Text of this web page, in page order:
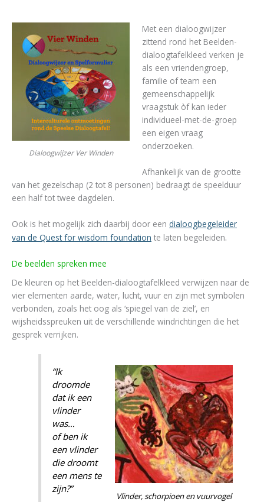
Dialoogwijzer Ver Winden
Met een dialoogwijzer
zittend rond het Beelden-
dialoogtafelkleed verken je
als een vriendengroep,
familie of team een
gemeenschappelijk
vraagstuk òf kan ieder
individueel-met-de-groep
een eigen vraag
onderzoeken.
Afhankelijk van de grootte
van het gezelschap (2 tot 8 personen) bedraagt de speelduur
een half tot twee dagdelen.
Ook is het mogelijk zich daarbij door een dialoogbegeleider
van de Quest for wisdom foundation te laten begeleiden.
De beelden spreken mee
De kleuren op het Beelden-dialoogtafelkleed verwijzen naar de
vier elementen aarde, water, lucht, vuur en zijn met symbolen
verbonden, zoals het oog als ‘spiegel van de ziel’, en
wijsheidsspreuken uit de verschillende windrichtingen die het
gesprek verrijken.
Vlinder, schorpioen en vuurvogel
“Ik
droomde
dat ik een
vlinder
was…
of ben ik
een vlinder
die droomt
een mens te
zijn?”